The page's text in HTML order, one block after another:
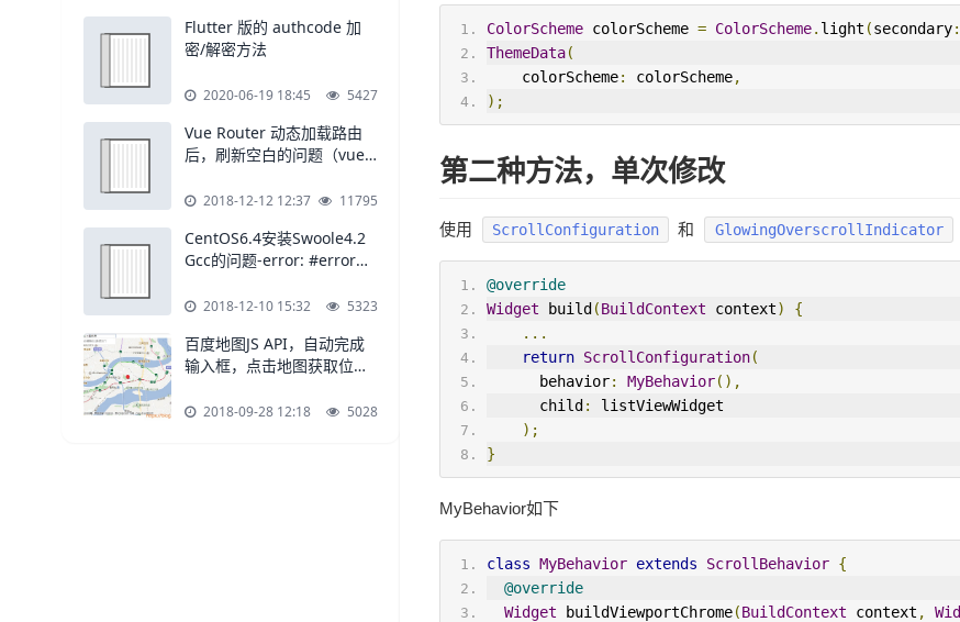
Flutter 版的 authcode 加
密/解密方法
2020-06-19 18:45 5427
Vue Router 动态加载路由
后，刷新空白的问题（vue-
2018-12-12 12:37 11795
CentOS6.4安装Swoole4.2
Gcc的问题-error: #error
required.
2018-12-10 15:32 5323
百度地图JS API，自动完成
输入框，点击地图获取位置
2018-09-28 12:18 5028
ColorScheme colorScheme = ColorScheme. light (secondary:
ThemeData(
    colorScheme
: colorScheme,
);
第二种方法，单次修改
使用 ScrollConfiguration 和 GlowingOverscrollIndicator
@override
Widget build (BuildContext context)
{
...
return ScrollConfiguration(
      behavior
: MyBehavior(),
      child
:
listViewWidget
);
}
MyBehavior如下
class MyBehavior extends ScrollBehavior {
@override
Widget buildViewportChrome(BuildContext context ,